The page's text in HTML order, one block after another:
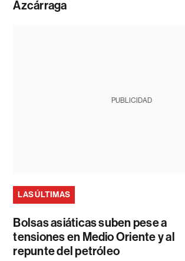
Azcárraga
PUBLICIDAD
LAS ÚLTIMAS
Bolsas asiáticas suben pese a
tensiones en Medio Oriente y al
repunte del petróleo